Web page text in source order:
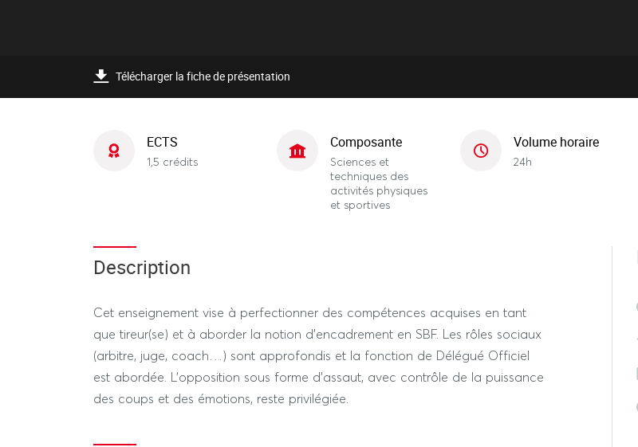
Télécharger la fiche de présentation
ECTS
1,5 crédits
Composante
Sciences et
techniques des
activités physiques
et sportives
Volume horaire
24h
Description
Cet enseignement vise à perfectionner des compétences acquises en tant
que tireur(se) et à aborder la notion d’encadrement en SBF. Les rôles sociaux
(arbitre, juge, coach…) sont approfondis et la fonction de Délégué Officiel
est abordée. L’opposition sous forme d’assaut, avec contrôle de la puissance
des coups et des émotions, reste privilégiée.